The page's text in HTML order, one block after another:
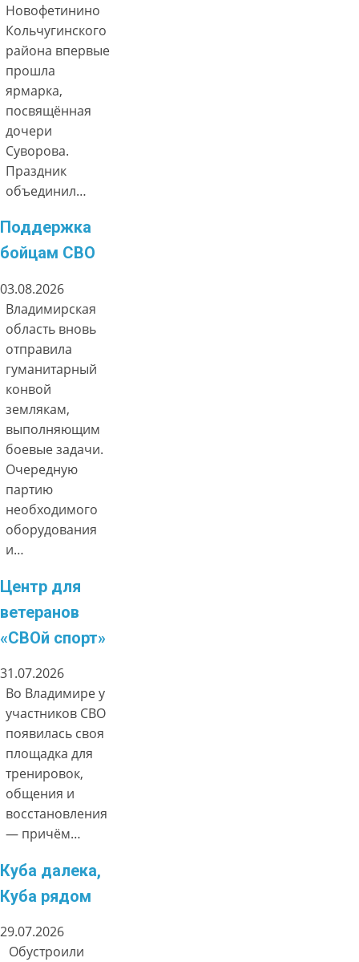
Новофетинино
Кольчугинского
района впервые
прошла
ярмарка,
посвящённая
дочери
Суворова.
Праздник
объединил…
Поддержка
бойцам СВО
03.08.2026
Владимирская
область вновь
отправила
гуманитарный
конвой
землякам,
выполняющим
боевые задачи.
Очередную
партию
необходимого
оборудования
и…
Центр для
ветеранов
«СВОй спорт»
31.07.2026
Во Владимире у
участников СВО
появилась своя
площадка для
тренировок,
общения и
восстановления
— причём…
Куба далека,
Куба рядом
29.07.2026
Обустроили